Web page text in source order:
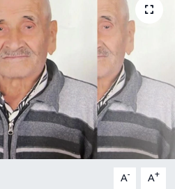
A- A+